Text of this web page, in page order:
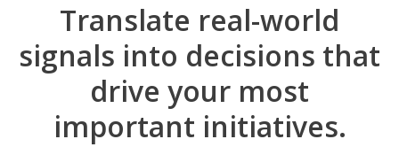
Translate real-world
signals into decisions that
drive your most
important initiatives.